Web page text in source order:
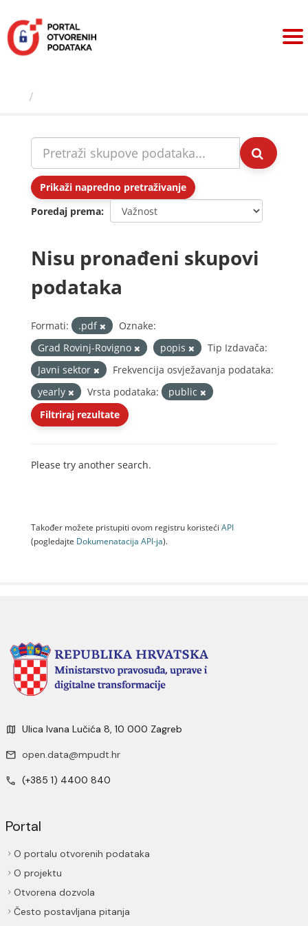
sadržaj
Prikaži napredno pretraživanje
Poredaj prema
Nisu pronađeni skupovi
podataka
Formati: .pdf
Oznake:
Grad Rovinj-Rovigno
popis
Tip Izdavača:
Javni sektor
Frekvencija osvježavanja podataka:
yearly
Vrsta podataka:
public
Filtriraj rezultate
Please try another search.
Također možete pristupiti ovom registru koristeći API
(pogledajte Dokumenаtаcijа API-jа).